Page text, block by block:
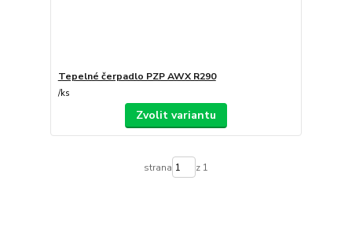
Tepelné čerpadlo PZP AWX R290
/ks
Zvolit variantu
strana z 1